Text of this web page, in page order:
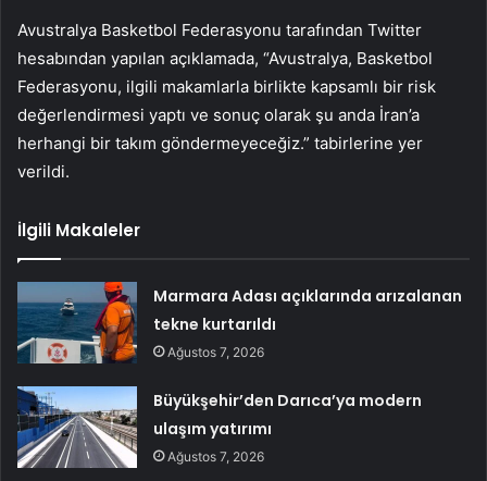
Avustralya Basketbol Federasyonu tarafından Twitter
hesabından yapılan açıklamada, “Avustralya, Basketbol
Federasyonu, ilgili makamlarla birlikte kapsamlı bir risk
değerlendirmesi yaptı ve sonuç olarak şu anda İran’a
herhangi bir takım göndermeyeceğiz.” tabirlerine yer
verildi.
İlgili Makaleler
Marmara Adası açıklarında arızalanan
tekne kurtarıldı
Ağustos 7, 2026
Büyükşehir’den Darıca’ya modern
ulaşım yatırımı
Ağustos 7, 2026